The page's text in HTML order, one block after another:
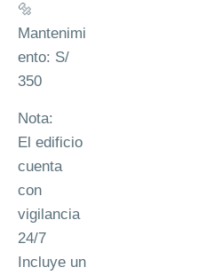
🔩
Mantenimi
ento: S/
350
Nota:
El edificio
cuenta
con
vigilancia
24/7
Incluye un